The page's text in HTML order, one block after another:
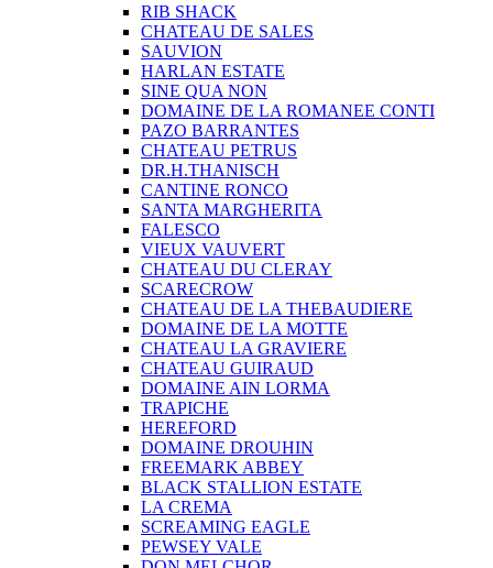
RIB SHACK
CHATEAU DE SALES
SAUVION
HARLAN ESTATE
SINE QUA NON
DOMAINE DE LA ROMANEE CONTI
PAZO BARRANTES
CHATEAU PETRUS
DR.H.THANISCH
CANTINE RONCO
SANTA MARGHERITA
FALESCO
VIEUX VAUVERT
CHATEAU DU CLERAY
SCARECROW
CHATEAU DE LA THEBAUDIERE
DOMAINE DE LA MOTTE
CHATEAU LA GRAVIERE
CHATEAU GUIRAUD
DOMAINE AIN LORMA
TRAPICHE
HEREFORD
DOMAINE DROUHIN
FREEMARK ABBEY
BLACK STALLION ESTATE
LA CREMA
SCREAMING EAGLE
PEWSEY VALE